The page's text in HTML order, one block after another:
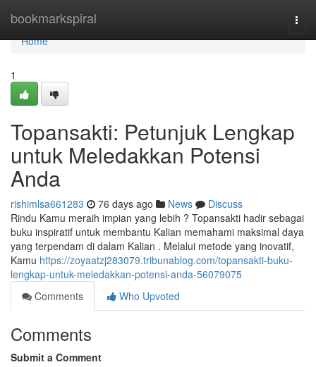
bookmarkspiral
Home
Home
1
Topansakti: Petunjuk Lengkap
untuk Meledakkan Potensi
Anda
rishimlsa661283 76 days ago News
Discuss
Rindu Kamu meraih impian yang lebih ? Topansakti hadir sebagai
buku inspiratif untuk membantu Kalian memahami maksimal daya
yang terpendam di dalam Kalian . Melalui metode yang inovatif,
Kamu https://zoyaatzj283079.tribunablog.com/topansakti-buku-
lengkap-untuk-meledakkan-potensi-anda-56079075
Comments
Who Upvoted
Comments
Submit a Comment